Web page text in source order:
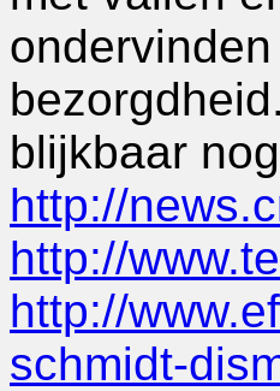
blijkbaar
http://
http://
http://
schmidt-